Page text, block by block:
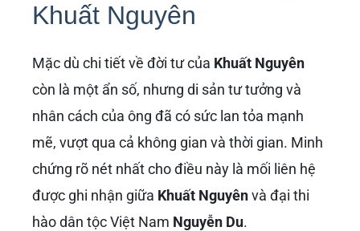
Khuất Nguyên
Mặc dù chi tiết về đời tư của Khuất Nguyên
còn là một ẩn số, nhưng di sản tư tưởng và
nhân cách của ông đã có sức lan tỏa mạnh
mẽ, vượt qua cả không gian và thời gian. Minh
chứng rõ nét nhất cho điều này là mối liên hệ
được ghi nhận giữa Khuất Nguyênvà đại thi
hào dân tộc Việt Nam Nguyễn Du.